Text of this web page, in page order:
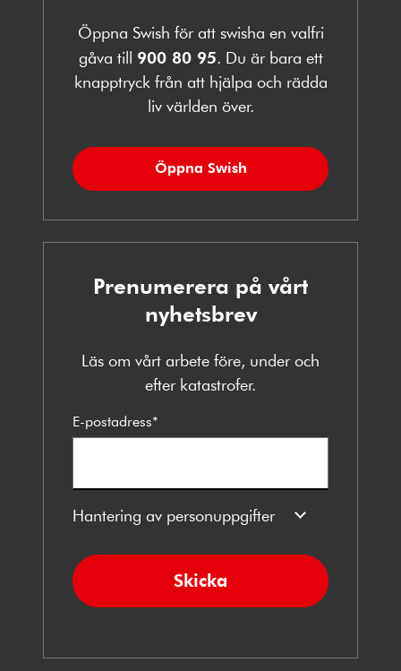
Öppna Swish för att swisha en valfri
gåva till 900 80 95. Du är bara ett
knapptryck från att hjälpa och rädda
liv världen över.
Öppna Swish
Prenumerera på vårt
nyhetsbrev
Läs om vårt arbete före, under och
efter katastrofer.
E-postadress*
Hantering av personuppgifter
Skicka